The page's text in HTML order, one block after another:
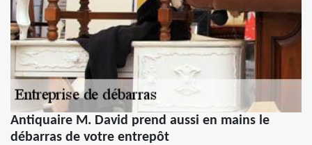
Antiquaire M. David prend aussi en mains le
débarras de votre entrepôt